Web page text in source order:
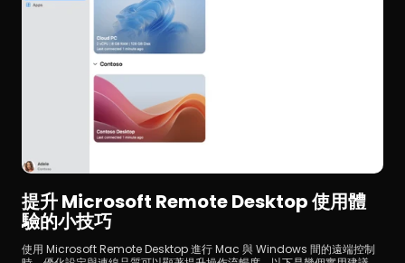
提升 Microsoft Remote Desktop 使用體
驗的小技巧
使用 Microsoft Remote Desktop 進行 Mac 與 Windows 間的遠端控制